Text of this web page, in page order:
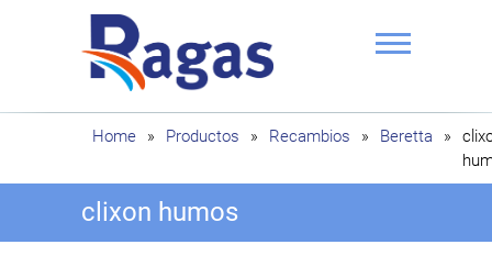
Ragas
Home » Productos » Recambios » Beretta »
clixon humos